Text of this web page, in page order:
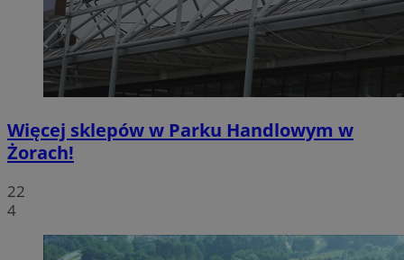
Więcej sklepów w Parku Handlowym w
Żorach!
22
4